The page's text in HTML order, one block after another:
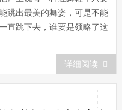
跳出最美的舞姿，可是不能
直跳下去，谁要是领略了这
师就是一位“红舞鞋”的痴迷
的舞台是三尺讲台。 而
。听到吴玲老师去世的消
，老师们落泪了，学生们落
详细阅读